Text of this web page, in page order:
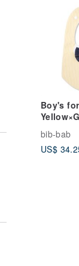
Boy's
Bow Tie
bib-bab
US$